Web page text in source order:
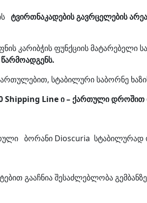
ტვირთნაკადებისგავრცელების
კარიბჭის ფუნქციის
წარმოადგენს.
სტაბილური საბორნე
Shipping Line ი –ქართული დროშით
ბორანი Dioscuria სტაბილურად
გააჩნია შესაძლებლობა